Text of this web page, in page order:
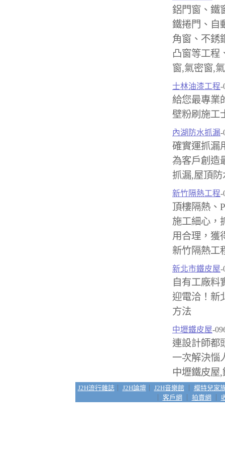
鋁門窗、鐵
鐵捲門、自
角窗、不銹
凸窗等工程
窗,氣密窗,
士林油漆工程-
給您最專業
壁粉刷施工
內湖防水抓漏-
確實運抓漏
為客戶創造
抓漏,屋頂
新竹隔熱工程-
頂樓隔熱
施工細心，
用合理，獲
新竹隔熱工
新北市鐵皮屋-
自有工廠料
迎電洽！新
方法
中壢鐵皮屋-
連設計師都
一次解決惱
中壢鐵皮屋
J2H流行雜誌｜ J2H論壇｜ J2H音樂館｜ 模特兒家
客戶網 拍賣網